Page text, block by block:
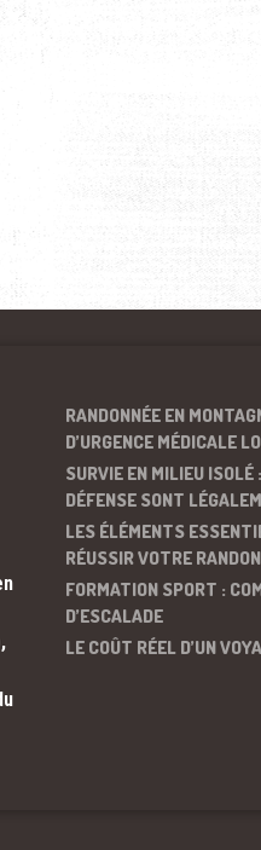
RANDONNÉE EN
D’URGENCE MÉDICALE
SURVIE EN MILIEU
DÉFENSE SONT
LES ÉLÉMENTS
RÉUSSIR VOTRE
FORMATION SPORT :
D’ESCALADE
LE COÛT RÉEL D’UN